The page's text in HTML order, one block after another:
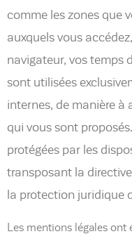
comme les zones que
auxquels vous
navigateur, vos temps
sont utilisées
internes, de manière à
qui vous sont
protégées par les
transposant la
la protection juridique
Les mentions légales